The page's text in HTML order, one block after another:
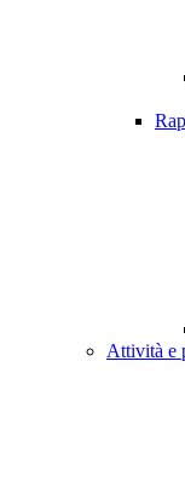
Attività e